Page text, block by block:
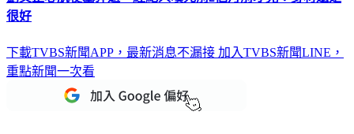
劉文正心肌梗塞猝逝 經紀人嘆死前2個月前才見：身材還是
下載TVBS新聞APP，最新消息不漏接
重點新聞一次看